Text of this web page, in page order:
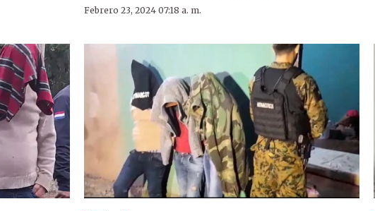
Febrero 23, 2024 07:18 a. m.